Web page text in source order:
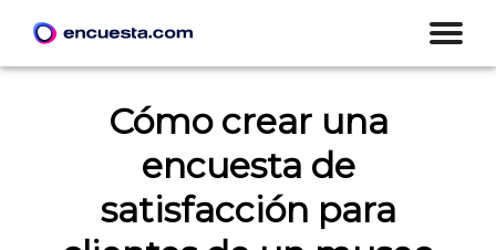
Cómo crear una
encuesta de
satisfacción para